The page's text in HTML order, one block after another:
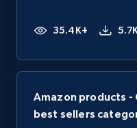
35.4K+
Amazon products
best sellers